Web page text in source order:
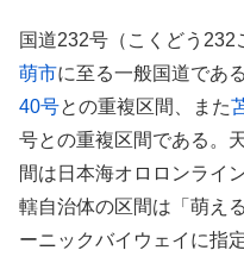
国道232号（こくどう232
萌市に至る一般国道であ
40号との重複区間、また
号との重複区間である。
間は日本海オロロンライ
轄自治体の区間は「萌え
ーニックバイウェイに指